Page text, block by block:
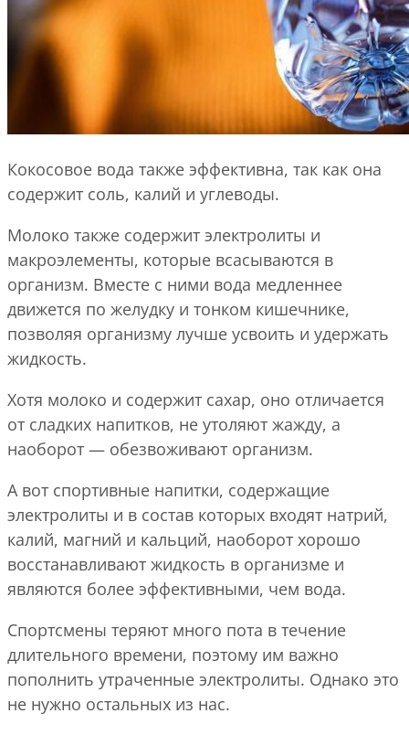
Кокосовое вода также эффективна, так как она
содержит соль, калий и углеводы.
Молоко также содержит электролиты и
макроэлементы, которые всасываются в
организм. Вместе с ними вода медленнее
движется по желудку и тонком кишечнике,
позволяя организму лучше усвоить и удержать
жидкость.
Хотя молоко и содержит сахар, оно отличается
от сладких напитков, не утоляют жажду, а
наоборот — обезвоживают организм.
А вот спортивные напитки, содержащие
электролиты и в состав которых входят натрий,
калий, магний и кальций, наоборот хорошо
восстанавливают жидкость в организме и
являются более эффективными, чем вода.
Спортсмены теряют много пота в течение
длительного времени, поэтому им важно
пополнить утраченные электролиты. Однако это
не нужно остальных из нас.